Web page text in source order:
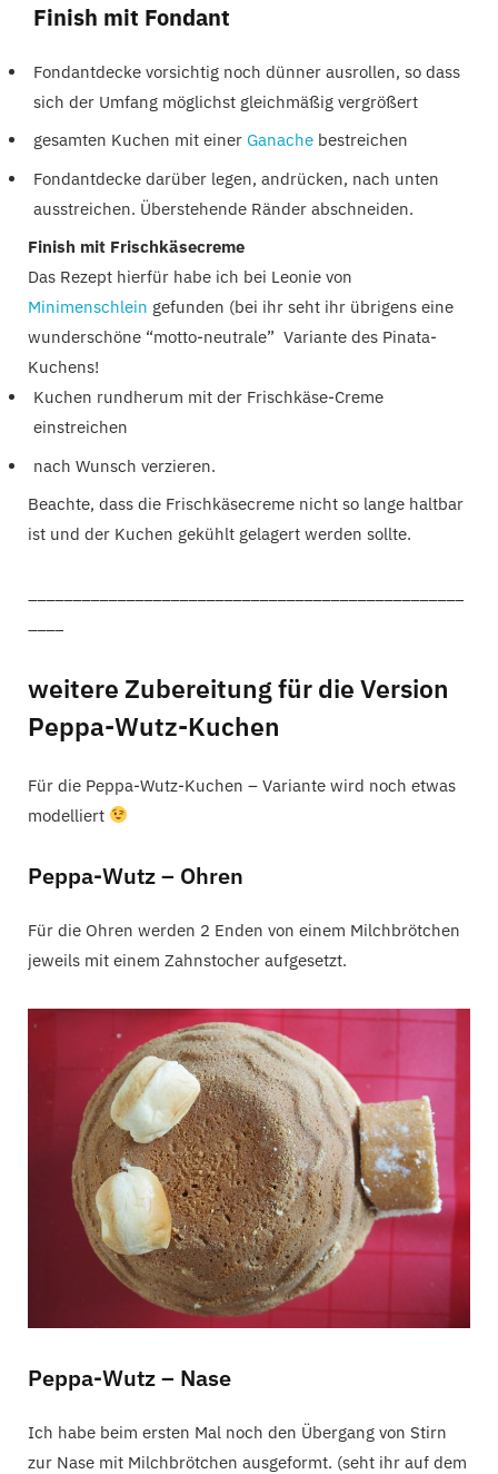
Finish mit Fondant
Fondantdecke vorsichtig noch dünner ausrollen, so dass
sich der Umfang möglichst gleichmäßig vergrößert
gesamten Kuchen mit einer Ganache bestreichen
Fondantdecke darüber legen, andrücken, nach unten
ausstreichen. Überstehende Ränder abschneiden.
Finish mit Frischkäsecreme
Das Rezept hierfür habe ich bei Leonie von
Minimenschlein gefunden (bei ihr seht ihr übrigens eine
wunderschöne “motto-neutrale” Variante des Pinata-
Kuchens!
Kuchen rundherum mit der Frischkäse-Creme
einstreichen
nach Wunsch verzieren.
Beachte, dass die Frischkäsecreme nicht so lange haltbar
ist und der Kuchen gekühlt gelagert werden sollte.
weitere Zubereitung für die Version
Peppa-Wutz-Kuchen
Für die Peppa-Wutz-Kuchen – Variante wird noch etwas
modelliert
Peppa-Wutz – Ohren
Für die Ohren werden 2 Enden von einem Milchbrötchen
jeweils mit einem Zahnstocher aufgesetzt.
Peppa-Wutz – Nase
Ich habe beim ersten Mal noch den Übergang von Stirn
zur Nase mit Milchbrötchen ausgeformt. (seht ihr auf dem